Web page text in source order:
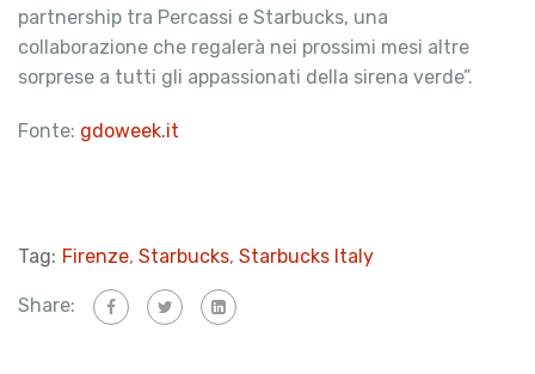
partnership tra Percassi e Starbucks, una
collaborazione che regalerà nei prossimi mesi altre
sorprese a tutti gli appassionati della sirena verde”.
Fonte: gdoweek.it
Tag: Firenze, Starbucks, Starbucks Italy
Share: